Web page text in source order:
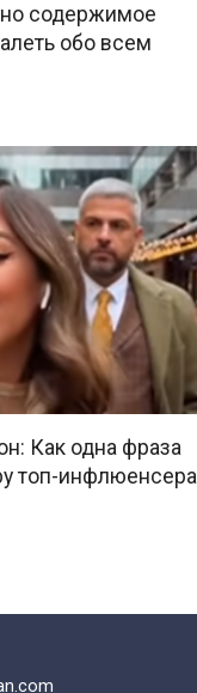
содержимое
обо всем
Как одна фраза
топ-инфлюенсера